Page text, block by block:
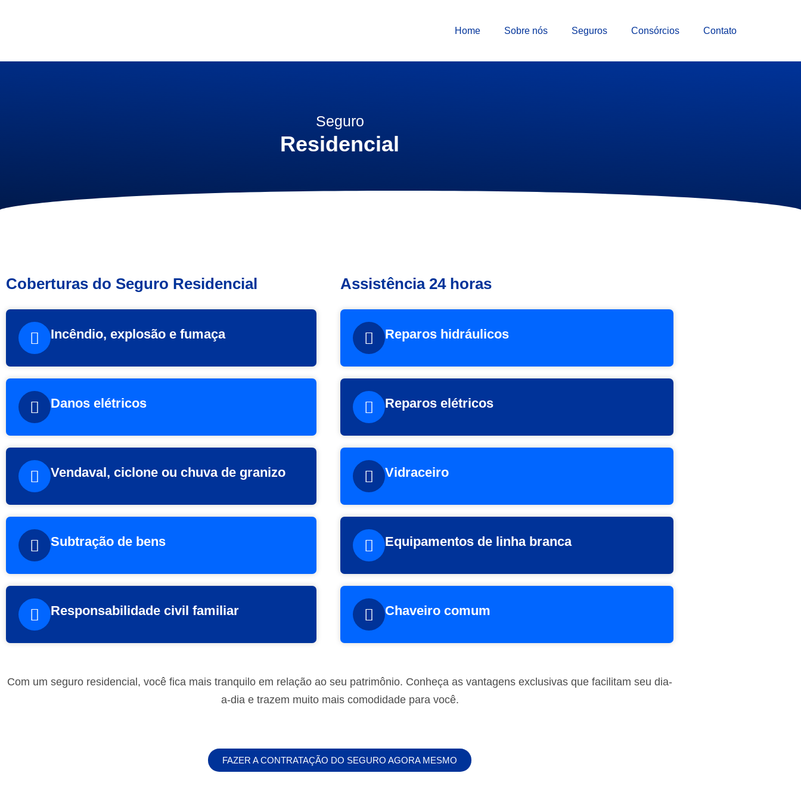
Home Sobre nós Seguros Consórcios Contato
Seguro
Residencial
Coberturas do Seguro Residencial
Incêndio, explosão e fumaça
Danos elétricos
Vendaval, ciclone ou chuva de granizo
Subtração de bens
Responsabilidade civil familiar
Assistência 24 horas
Reparos hidráulicos
Reparos elétricos
Vidraceiro
Equipamentos de linha branca
Chaveiro comum
Com um seguro residencial, você fica mais tranquilo em relação ao seu patrimônio. Conheça as vantagens exclusivas que facilitam seu dia-
a-dia e trazem muito mais comodidade para você.
FAZER A CONTRATAÇÃO DO SEGURO AGORA MESMO